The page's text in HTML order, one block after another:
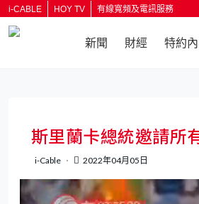
i-CABLE HOY TV 有線寬頻及電訊服務
新聞 財經 特約
斯里蘭卡總統邀請所
i-Cable 2022年04月05日